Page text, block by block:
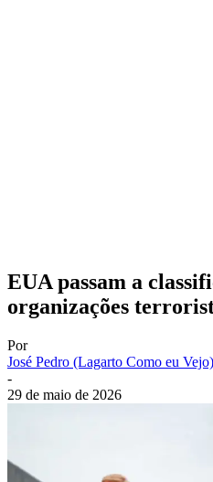
EUA passam a
organizações
Por
José Pedro (Lagarto Como eu Vejo)
-
29 de maio de 2026